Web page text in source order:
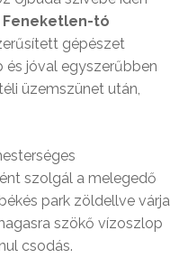
tó
gépészet
és jóval egyszerűbben
üzemszünet után,
szolgál a melegedő
park zöldellve várja
szökő vízoszlop
csodás.